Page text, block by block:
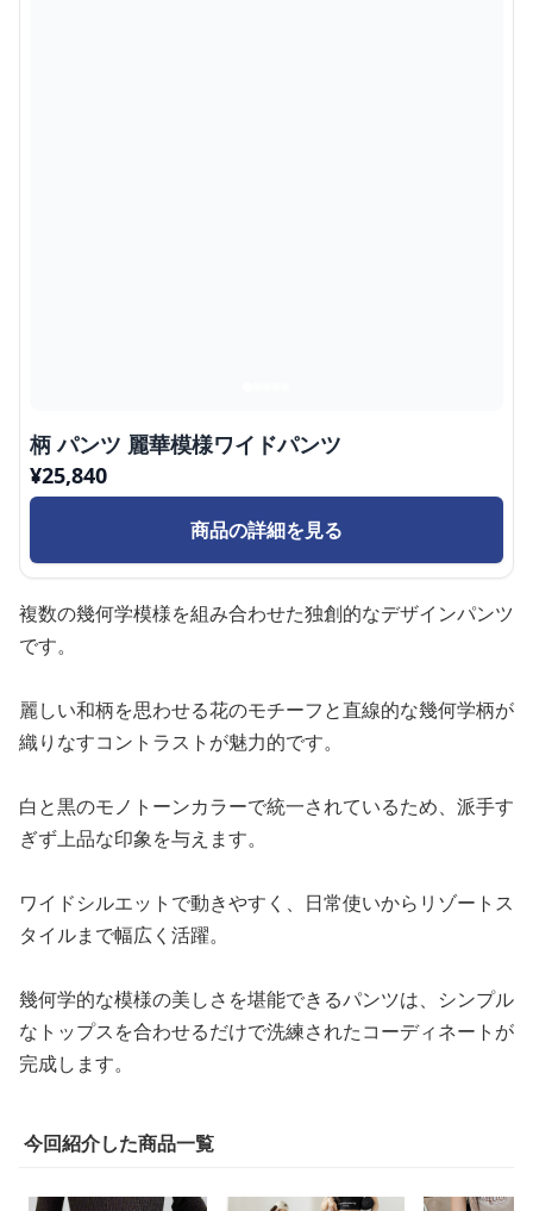
柄 パンツ 麗華模様ワイドパンツ
¥25,840
商品の詳細を見る
複数の幾何学模様を組み合わせた独創的なデザインパンツ
です。
麗しい和柄を思わせる花のモチーフと直線的な幾何学柄が
織りなすコントラストが魅力的です。
白と黒のモノトーンカラーで統一されているため、派手す
ぎず上品な印象を与えます。
ワイドシルエットで動きやすく、日常使いからリゾートス
タイルまで幅広く活躍。
幾何学的な模様の美しさを堪能できるパンツは、シンプル
なトップスを合わせるだけで洗練されたコーディネートが
完成します。
今回紹介した商品一覧